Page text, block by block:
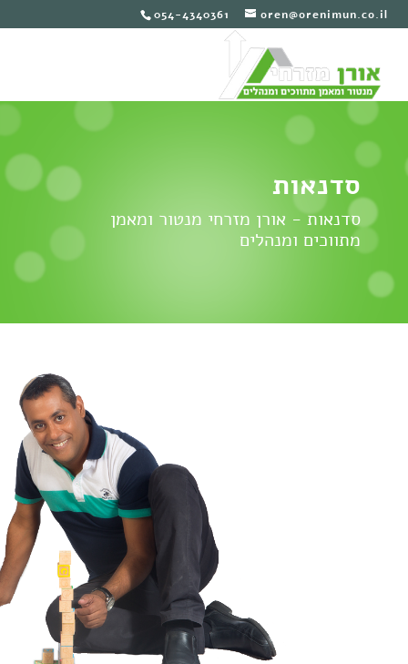
054-4340361 oren@orenimun.co.il
סדנאות
סדנאות - אורן מזרחי מנטור ומאמן
מתווכים ומנהלים